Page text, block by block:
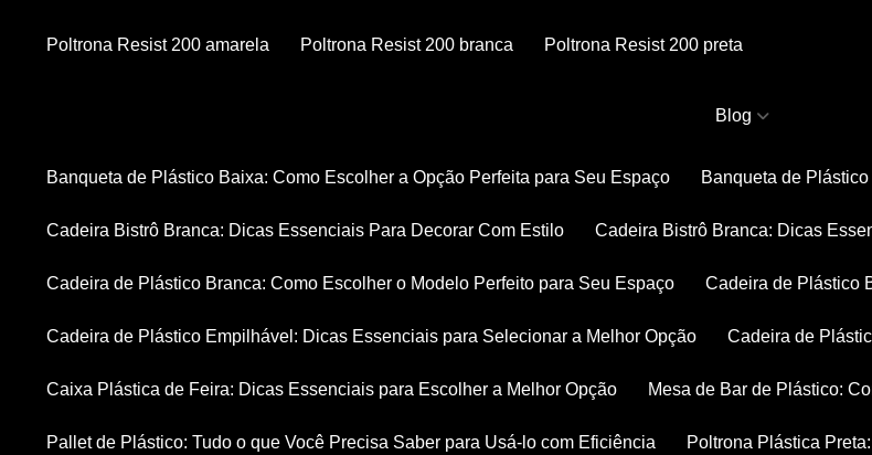
Poltrona Resist 200 amarela Poltrona Resist 200 branca Poltrona Resist 200 preta
Blog
Banqueta de Plástico Baixa: Como Escolher a Opção Perfeita para Seu Espaço Banqueta de
Cadeira Bistrô Branca: Dicas Essenciais Para Decorar Com Estilo Cadeira Bistrô Branca: Dicas
Cadeira de Plástico Branca: Como Escolher o Modelo Perfeito para Seu Espaço Cadeira de
Cadeira de Plástico Empilhável: Dicas Essenciais para Selecionar a Melhor Opção Cadeira de
Caixa Plástica de Feira: Dicas Essenciais para Escolher a Melhor Opção Mesa de Bar de Plástico:
Pallet de Plástico: Tudo o que Você Precisa Saber para Usá-lo com Eficiência Poltrona Plástica